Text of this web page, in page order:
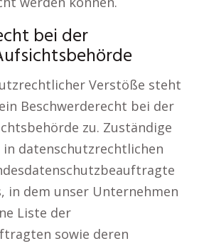
bei der
Verstöße steht
Beschwerderecht bei der
zu. Zuständige
datenschutzrechtlichen
in dem unser Unternehmen
Liste der
sowie deren